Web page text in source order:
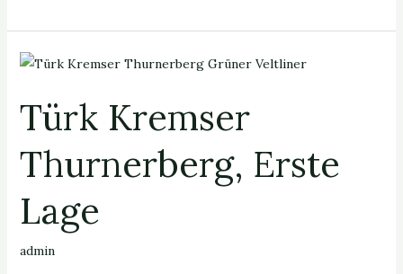
Türk Kremser
Thurnerberg, Erste
Lage
admin
Türk
Thurnerberg,
Erste
Lage